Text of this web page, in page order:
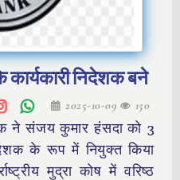
निदेशक बने
2025-10-09 150
बैंक ने संजय कुमार हंसदा को 3
के रूप में नियुक्त किया
मुद्रा कोष में वरिष्ठ